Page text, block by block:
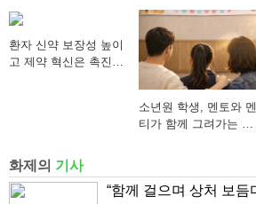
적으로 도움이 되어야
“한반도 평화, 차세대
동포가 세계에 알리다”
환자 신약 보장성 높이
고 제약 혁신은 촉진…
소년원 학생, 멘토와 멘
티가 함께 그려가는 새
화제의 기사